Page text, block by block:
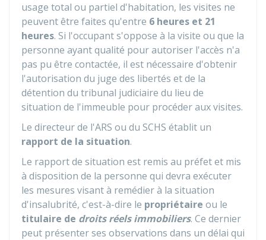
usage total ou partiel d'habitation, les visites ne
peuvent être faites qu'entre 6 heures et 21
heures. Si l'occupant s'oppose à la visite ou que la
personne ayant qualité pour autoriser l'accès n'a
pas pu être contactée, il est nécessaire d'obtenir
l'autorisation du juge des libertés et de la
détention du tribunal judiciaire du lieu de
situation de l'immeuble pour procéder aux visites.
Le directeur de l'ARS ou du SCHS établit un
rapport de la situation.
Le rapport de situation est remis au préfet et mis
à disposition de la personne qui devra exécuter
les mesures visant à remédier à la situation
d'insalubrité, c'est-à-dire le propriétaire ou le
titulaire de droits réels immobiliers. Ce dernier
peut présenter ses observations dans un délai qui